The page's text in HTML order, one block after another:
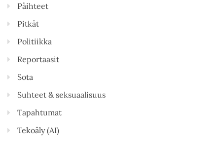
Päihteet
Pitkät
Politiikka
Reportaasit
Sota
Suhteet & seksuaalisuus
Tapahtumat
Tekoäly (AI)